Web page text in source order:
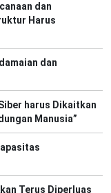
dan
Harus
dan
harus Dikaitkan
Manusia”
Terus Diperluas